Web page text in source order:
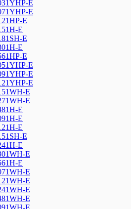
E
E
E
E
E
E
E
E
E
E
E
E
E
E
E
E
E
E
E
E
E
E
E